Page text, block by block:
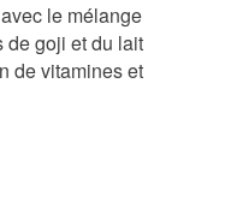
le mélange
de goji et du lait
de vitamines et